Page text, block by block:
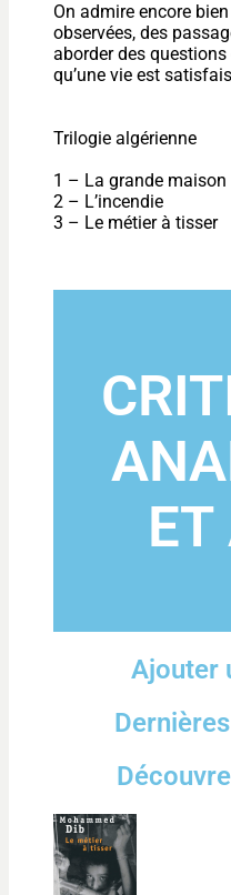
On admire encore
observées, des
aborder des
qu’une vie est
Trilogie algérienne
1 – La grande maison
2 – L’incendie
3 – Le métier à tisser
ET
Ajouter